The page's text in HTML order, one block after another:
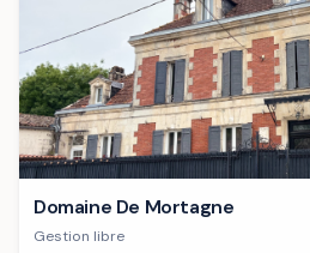
Domaine De Mortagne
Gestion libre